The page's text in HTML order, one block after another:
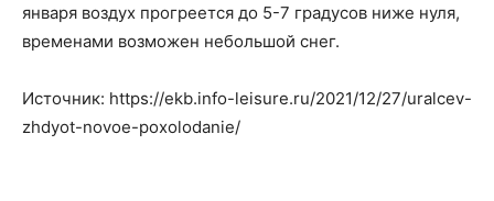
января воздух прогреется до 5-7 градусов ниже нуля,
временами возможен небольшой снег.
Источник: https://ekb.info-leisure.ru/2021/12/27/uralcev-
zhdyot-novoe-poxolodanie/